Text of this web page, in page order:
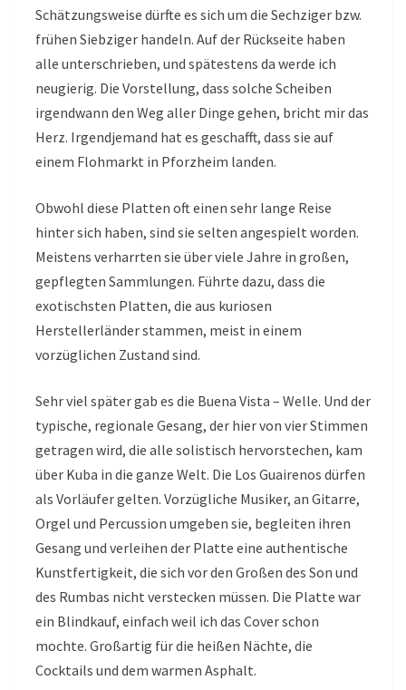
Schätzungsweise dürfte es sich um die Sechziger bzw.
frühen Siebziger handeln. Auf der Rückseite haben
alle unterschrieben, und spätestens da werde ich
neugierig. Die Vorstellung, dass solche Scheiben
irgendwann den Weg aller Dinge gehen, bricht mir das
Herz. Irgendjemand hat es geschafft, dass sie auf
einem Flohmarkt in Pforzheim landen.
Obwohl diese Platten oft einen sehr lange Reise
hinter sich haben, sind sie selten angespielt worden.
Meistens verharrten sie über viele Jahre in großen,
gepflegten Sammlungen. Führte dazu, dass die
exotischsten Platten, die aus kuriosen
Herstellerländer stammen, meist in einem
vorzüglichen Zustand sind.
Sehr viel später gab es die Buena Vista – Welle. Und der
typische, regionale Gesang, der hier von vier Stimmen
getragen wird, die alle solistisch hervorstechen, kam
über Kuba in die ganze Welt. Die Los Guairenos dürfen
als Vorläufer gelten. Vorzügliche Musiker, an Gitarre,
Orgel und Percussion umgeben sie, begleiten ihren
Gesang und verleihen der Platte eine authentische
Kunstfertigkeit, die sich vor den Großen des Son und
des Rumbas nicht verstecken müssen. Die Platte war
ein Blindkauf, einfach weil ich das Cover schon
mochte. Großartig für die heißen Nächte, die
Cocktails und dem warmen Asphalt.